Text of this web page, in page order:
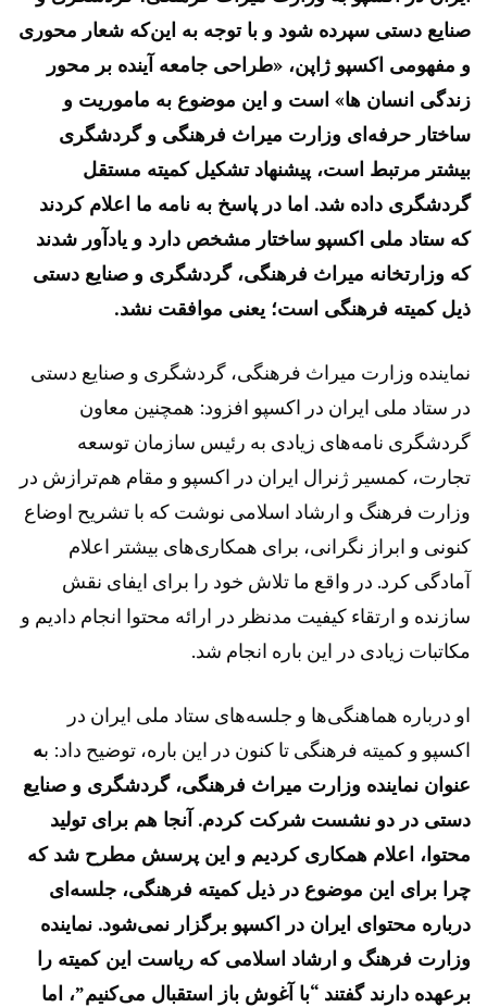
صنایع دستی سپرده شود و با توجه به این‌که شعار محوری
و مفهومی اکسپو ژاپن، «طراحی جامعه آینده بر محور
زندگی انسان ها» است و این موضوع به ماموریت و
ساختار حرفه‌ای وزارت میراث فرهنگی و گردشگری
بیشتر مرتبط است، پیشنهاد تشکیل کمیته مستقل
گردشگری داده شد. اما در پاسخ به نامه ما اعلام کردند
که ستاد ملی اکسپو ساختار مشخص دارد و یادآور شدند
که وزارتخانه میراث فرهنگی، گردشگری و صنایع دستی
ذیل کمیته فرهنگی است؛ یعنی موافقت نشد.
نماینده وزارت میراث فرهنگی، گردشگری و صنایع دستی
در ستاد ملی ایران در اکسپو افزود: همچنین معاون
گردشگری نامه‌های زیادی به رئیس سازمان توسعه
تجارت، کمسیر ژنرال ایران در اکسپو و مقام هم‌ترازش در
وزارت فرهنگ و ارشاد اسلامی نوشت که با تشریح اوضاع
کنونی و ابراز نگرانی، برای همکاری‌های بیشتر اعلام
آمادگی کرد. در واقع ما تلاش خود را برای ایفای نقش
سازنده و ارتقاء کیفیت مدنظر در ارائه محتوا انجام دادیم و
مکاتبات زیادی در این باره انجام شد.
او درباره هماهنگی‌ها و جلسه‌های ستاد ملی ایران در
اکسپو و کمیته‌ فرهنگی تا کنون در این باره، توضیح داد: به
عنوان نماینده وزارت میراث فرهنگی، گردشگری و صنایع
دستی در دو نشست شرکت کردم. آنجا هم برای تولید
محتوا، اعلام همکاری کردیم و این پرسش مطرح شد که
چرا برای این موضوع در ذیل کمیته فرهنگی، جلسه‌ای
درباره محتوای ایران در اکسپو برگزار نمی‌شود. نماینده
وزارت فرهنگ و ارشاد اسلامی که ریاست این کمیته را
برعهده دارند گفتند “با آغوش باز استقبال می‌کنیم”، اما